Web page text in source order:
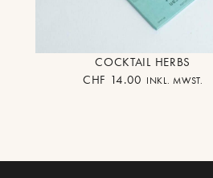
COCKTAIL HERBS
CHF 14.00 INKL. MWST.